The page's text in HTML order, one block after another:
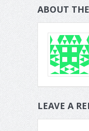
ABOUT
LEAVE A